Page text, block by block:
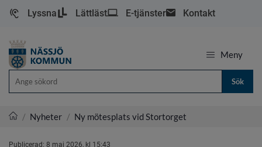
Lyssna Lättläst E-tjänster Kontakt
Meny
/ Nyheter / Ny mötesplats vid Stortorget
Publicerad: 8 maj 2026, kl 15:43